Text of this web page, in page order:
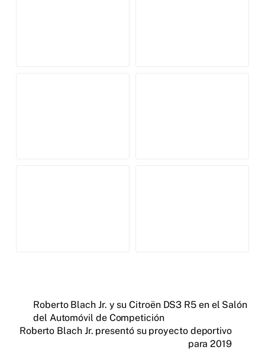
Roberto Blach Jr. y su Citroën DS3 R5 en el Salón
del Automóvil de Competición
Roberto Blach Jr. presentó su proyecto deportivo
para 2019